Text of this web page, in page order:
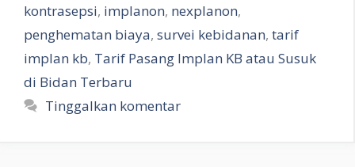
kontrasepsi, implanon, nexplanon,
penghematan biaya, survei kebidanan, tarif
implan kb, Tarif Pasang Implan KB atau Susuk
di Bidan Terbaru
Tinggalkan komentar